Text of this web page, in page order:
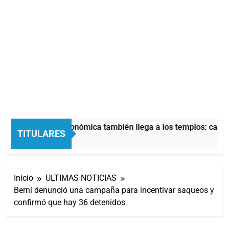
TITULARES
La crisis económica también llega a los templos: casi
10 Horas Atrás
Inicio
ULTIMAS NOTICIAS
Berni denunció una campaña para incentivar saqueos y
confirmó que hay 36 detenidos